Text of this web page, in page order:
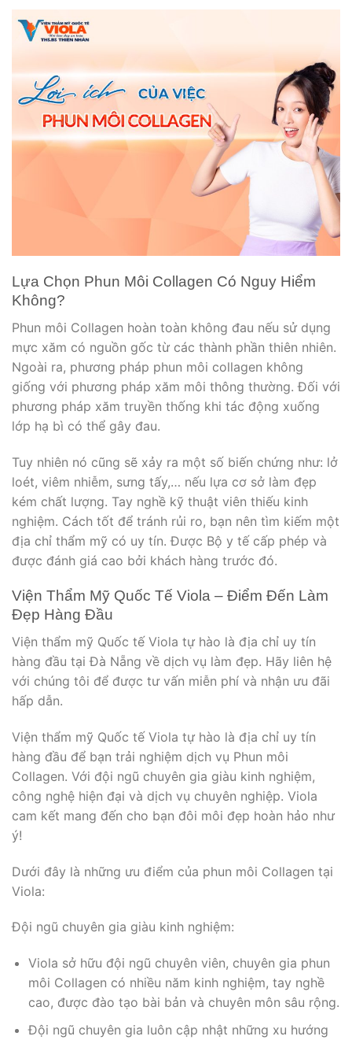
Lựa Chọn Phun Môi Collagen Có Nguy Hiểm
Không?
Phun môi Collagen hoàn toàn không đau nếu sử dụng
mực xăm có nguồn gốc từ các thành phần thiên nhiên.
Ngoài ra, phương pháp phun môi collagen không
giống với phương pháp xăm môi thông thường. Đối với
phương pháp xăm truyền thống khi tác động xuống
lớp hạ bì có thể gây đau.
Tuy nhiên nó cũng sẽ xảy ra một số biến chứng như: lở
loét, viêm nhiễm, sưng tấy,… nếu lựa cơ sở làm đẹp
kém chất lượng. Tay nghề kỹ thuật viên thiếu kinh
nghiệm. Cách tốt để tránh rủi ro, bạn nên tìm kiếm một
địa chỉ thẩm mỹ có uy tín. Được Bộ y tế cấp phép và
được đánh giá cao bởi khách hàng trước đó.
Viện Thẩm Mỹ Quốc Tế Viola – Điểm Đến Làm
Đẹp Hàng Đầu
Viện thẩm mỹ Quốc tế Viola tự hào là địa chỉ uy tín
hàng đầu tại Đà Nẵng về dịch vụ làm đẹp. Hãy liên hệ
với chúng tôi để được tư vấn miễn phí và nhận ưu đãi
hấp dẫn.
Viện thẩm mỹ Quốc tế Viola tự hào là địa chỉ uy tín
hàng đầu để bạn trải nghiệm dịch vụ Phun môi
Collagen. Với đội ngũ chuyên gia giàu kinh nghiệm,
công nghệ hiện đại và dịch vụ chuyên nghiệp. Viola
cam kết mang đến cho bạn đôi môi đẹp hoàn hảo như
ý!
Dưới đây là những ưu điểm của phun môi Collagen tại
Viola:
Đội ngũ chuyên gia giàu kinh nghiệm:
Viola sở hữu đội ngũ chuyên viên, chuyên gia phun
môi Collagen có nhiều năm kinh nghiệm, tay nghề
cao, được đào tạo bài bản và chuyên môn sâu rộng.
Đội ngũ chuyên gia luôn cập nhật những xu hướng